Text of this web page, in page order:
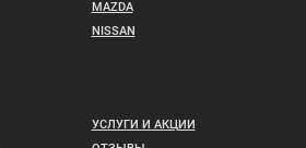
2 829 310 ₽
В кредит от:
MAZDA
NISSAN
УСЛУГИ И АКЦИИ